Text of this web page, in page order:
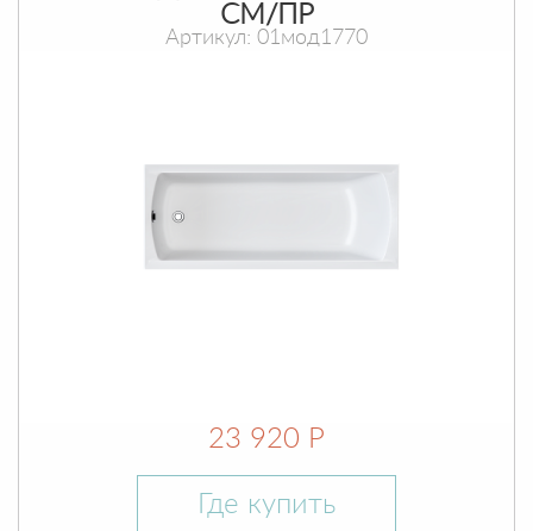
СМ/ПР
Артикул: 01мод1770
23 920 Р
Где купить